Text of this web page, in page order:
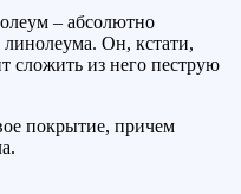
– абсолютно
Он, кстати,
сложить из него пеструю
покрытие, причем